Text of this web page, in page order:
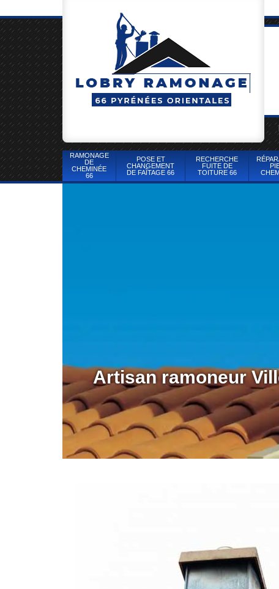
RAMONAGE
DE
CHEMINÉE
66
POSE ET
CHANGEMENT
DE FAÎTAGE 66
RECHERCHE
FUITE DE
TOITURE 66
Artisan ramoneur